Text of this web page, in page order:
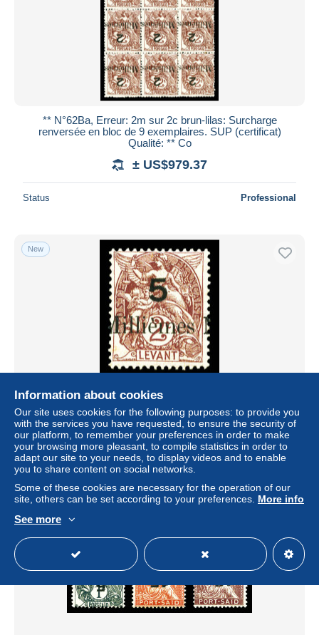
** N°62Ba, Erreur: 2m sur 2c brun-lilas: Surcharge
renversée en bloc de 9 exemplaires. SUP (certificat)
Qualité: ** Co
± US$979.37
Status Professional
New
** N°62b, Erreur: 5m sur 2c brun lilas sur n°10 du Levant.
SUP. R. (certificats) Qualité: ** Cote: 3250 euros
± US$806.54
Status Professional
Information about cookies
Our site uses cookies for the following purposes: to provide you
with the services you have requested, to ensure the security of
our platform, to remember your preferences in order to make
your browsing more pleasant, to compile statistics in order to
adapt our site to your needs, to display videos and to enable
you to share content on social networks.
Some of these cookies are necessary for the operation of our
site, others can be set according to your preferences. More info
See more